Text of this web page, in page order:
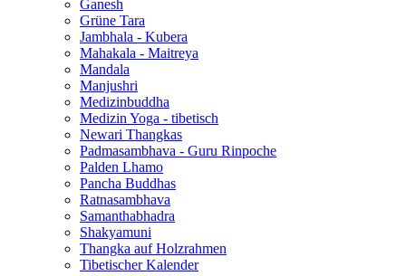
Ganesh
Grüne Tara
Jambhala - Kubera
Mahakala - Maitreya
Mandala
Manjushri
Medizinbuddha
Medizin Yoga - tibetisch
Newari Thangkas
Padmasambhava - Guru Rinpoche
Palden Lhamo
Pancha Buddhas
Ratnasambhava
Samanthabhadra
Shakyamuni
Thangka auf Holzrahmen
Tibetischer Kalender